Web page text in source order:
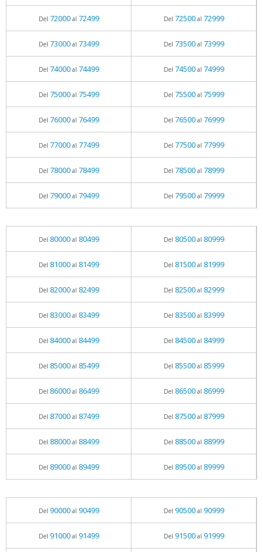
Del 72000al 72499 Del 72500al 72999
Del 73000al 73499 Del 73500al 73999
Del 74000al 74499 Del 74500al 74999
Del 75000al 75499 Del 75500al 75999
Del 76000al 76499 Del 76500al 76999
Del 77000al 77499 Del 77500al 77999
Del 78000al 78499 Del 78500al 78999
Del 79000al 79499 Del 79500al 79999
Del 80000al 80499 Del 80500al 80999
Del 81000al 81499 Del 81500al 81999
Del 82000al 82499 Del 82500al 82999
Del 83000al 83499 Del 83500al 83999
Del 84000al 84499 Del 84500al 84999
Del 85000al 85499 Del 85500al 85999
Del 86000al 86499 Del 86500al 86999
Del 87000al 87499 Del 87500al 87999
Del 88000al 88499 Del 88500al 88999
Del 89000al 89499 Del 89500al 89999
Del 90000al 90499 Del 90500al 90999
Del 91000al 91499 Del 91500al 91999